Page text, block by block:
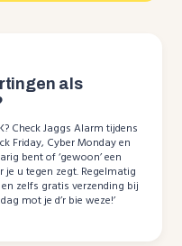
als
Check Jaggs Alarm tijdens
Friday, Cyber Monday en
bent of ‘gewoon’ een
u tegen zegt. Regelmatig
zelfs gratis verzending bij
mot je d’r bie weze!’